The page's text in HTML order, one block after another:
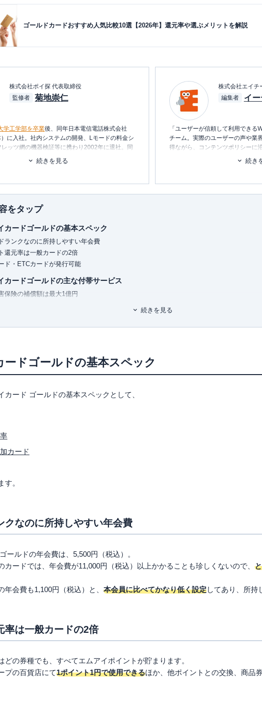
ゴールドカードおすすめ人気比較10選【2026年】還元率や選ぶメリットを解説
株式会社ポイ探 代表取締役
監修者
菊地崇仁
学工学部を卒業後、同年日本電信電話株式会社
）に入社。社内システムの開発、Lモードの料金シ
レッツ網の機器検証等に携わり2002年に退社。同
起業し、システムの設計・開発・運用を行う。
締役に就任。ポイント探検倶楽部に掲載されて
230種類。ポイントやマイルを中立の立場で語
門家として知られる。
にクレジットカードの専門家。
プラチナカードまで幅広い層のカードを実際に保
々様々なメディアにて、使った人にしか分からな
報提供を行っています。所有されているすべての
は必ず利用しながら、おトクな使い方、おすすめ
研究中。
家計のやりくりをすべて担当。ポイントのみなら
続きを見る
株式会社エイチ
編集者
イ
「ユーザーが信頼して利用でき
チーム。実際のユーザーの声や業
得ながら、コンテンツポリシーに
ます。暮らしに関するトピックを
消し、最適な選択を支援するため
■書籍
初心者でもわかる！お金に関する
続き
をタップ
カードゴールドの基本スペック
ランクなのに所持しやすい年会費
還元率は一般カードの2倍
ド・ETCカードが発行可能
カードゴールドの主な付帯サービス
保険の補償額は最大1億円
の利用が多いならエムアイカードプラスゴールド
ク！エムアイカードゴールドの審査情報
でも世帯年収が安定していれば申し込める
カードゴールドのメリット3つ
ドと比べて2倍のポイント還元率
得な付帯サービス
カードは1枚しか作れない
トを抑えつつゴールドカードを持ちたい人
く機会が多い人
続きを見る
ードゴールドの基本スペック
カード ゴールドの基本スペックとして、
カード
す。
クなのに所持しやすい年会費
ールドの年会費は、5,500円（税込）。
カードでは、年会費が11,000円（税込）以上かかることも珍しくないので、
年会費も1,100円（税込）と、 本会員に比べてかなり低く設定してあり、所持
率は一般カードの2倍
どの券種でも、すべてエムアイポイントが貯まります。
プの百貨店にて1ポイント1円で使用できるほか、他ポイントとの交換、商品